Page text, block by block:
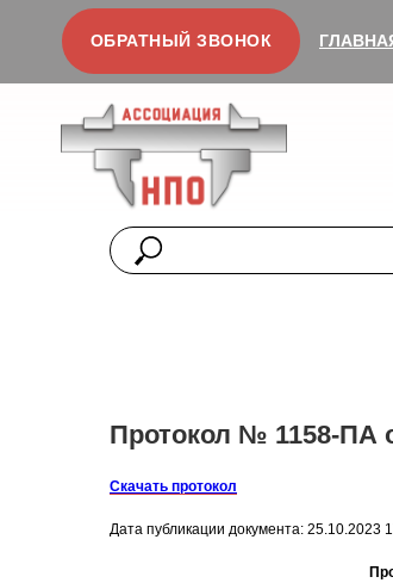
ОБРАТНЫЙ ЗВОНОК
Протокол № 1158-ПА
Скачать протокол
Дата публикации документа: 25.10.2023